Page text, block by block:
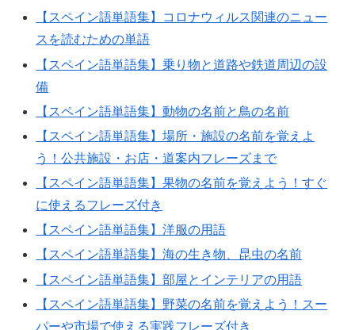
【スペイン語単語集】コロナウィルス関連のニュー
スを読むための単語
【スペイン語単語集】乗り物と道路や鉄道周辺の設
備
【スペイン語単語集】動物の名前と鳥の名前
【スペイン語単語集】場所・施設の名前を覚えよ
う！公共施設・お店・道案内フレーズまで
【スペイン語単語集】果物の名前を覚えよう！すぐ
に使えるフレーズ付き
【スペイン語単語集】洋服の用語
【スペイン語単語集】海の生き物、昆虫の名前
【スペイン語単語集】部屋とインテリアの用語
【スペイン語単語集】野菜の名前を覚えよう！スー
パーや市場で使える実践フレーズ付き